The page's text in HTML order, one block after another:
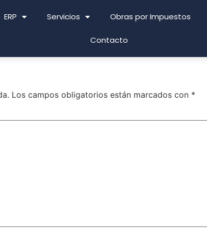
ERP Servicios Obras por Impuestos
Contacto
Los campos obligatorios están marcados con *